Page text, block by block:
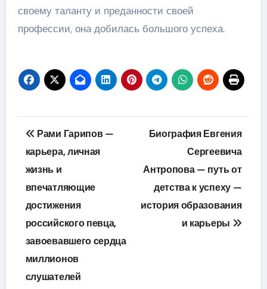
своему таланту и преданности своей
профессии, она добилась большого успеха.
Навигация
по
записям
Рами Гарипов —
карьера, личная
жизнь и
впечатляющие
достижения
российского певца,
завоевавшего сердца
миллионов
слушателей
Биография Евгения
Сергеевича
Антропова — путь от
детства к успеху —
история образования
и карьеры